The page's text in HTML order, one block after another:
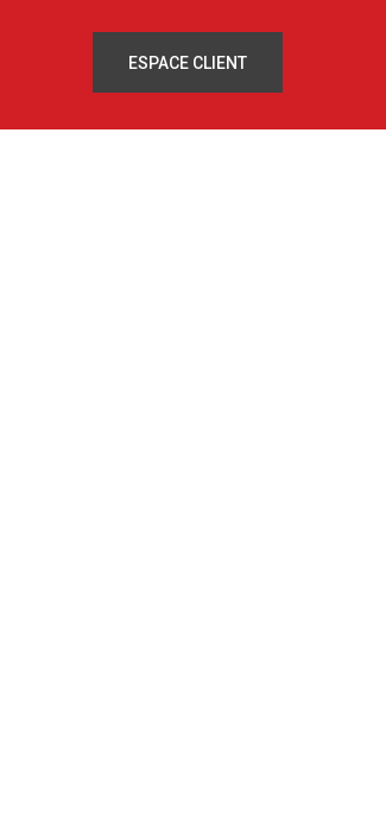
ESPACE CLIENT